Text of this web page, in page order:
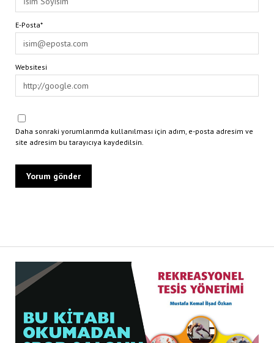
E-Posta*
Websitesi
Daha sonraki yorumlarımda kullanılması için adım, e-posta adresim ve
site adresim bu tarayıcıya kaydedilsin.